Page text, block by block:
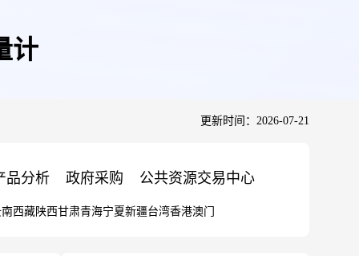
计
更新时间：2026-07-21
品分析 政府采购 公共资源交易中心
西藏陕西甘肃青海宁夏新疆台湾香港澳门